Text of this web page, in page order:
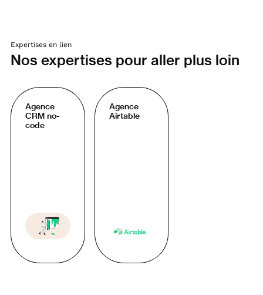
Expertises en lien
Nos expertises pour aller plus loin
Agence
CRM no-
code
Agence
Airtable